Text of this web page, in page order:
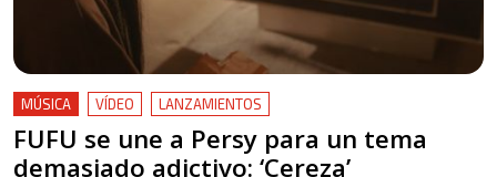
MÚSICA VÍDEO LANZAMIENTOS
FUFU se une a Persy para un tema
demasiado adictivo: ‘Cereza’